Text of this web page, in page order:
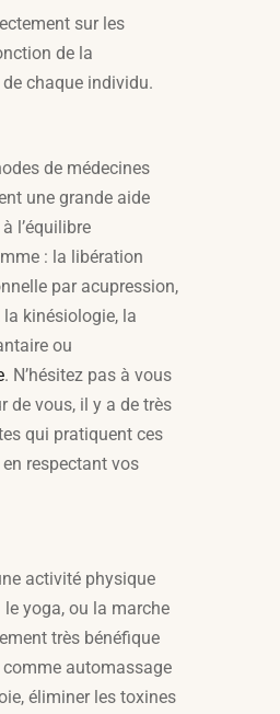
sur les
de la
chaque individu.
de médecines
une grande aide
l’équilibre
: la libération
par acupression,
kinésiologie, la
ou
. N’hésitez pas à vous
de vous, il y a de très
qui pratiquent ces
respectant vos
activité physique
yoga, ou la marche
très bénéfique
automassage
éliminer les toxines